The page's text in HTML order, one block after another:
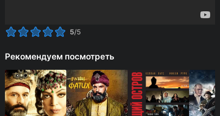
5/5
Рекомендуем посмотреть